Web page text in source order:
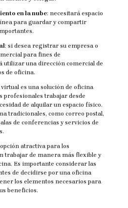
en la nube: necesitará espacio
para guardar y compartir
: si desea registrar su empresa o
para fines de
utilizar una dirección comercial de
de oficina.
es una solución de oficina
profesionales trabajar desde
de alquilar un espacio físico.
tradicionales, como correo postal,
de conferencias y servicios de
atractiva para los
trabajar de manera más flexible y
Es importante considerar las
de decidirse por una oficina
los elementos necesarios para
beneficios.